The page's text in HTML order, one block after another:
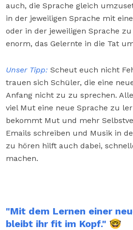
auch, die Sprache gleich
in der jeweiligen Sprache mit
oder in der jeweiligen Sprache
enorm, das Gelernte in die Tat
Unser Tipp: Scheut euch nicht
trauen sich Schüler, die eine
Anfang nicht zu zu sprechen.
viel Mut eine neue Sprache zu
bekommt Mut und mehr
Emails schreiben und Musik in
zu hören hilft auch dabei,
machen.
"Mit dem Lernen einer
bleibt ihr fit im Kopf." 🤓